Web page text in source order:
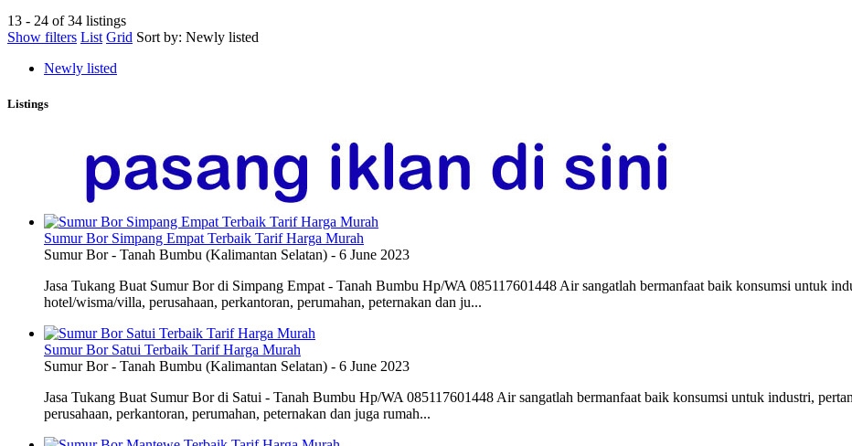
13 - 24 of 34 listings
Show filters List Grid Sort by: Newly listed
Newly listed
Listings
Sumur Bor Simpang Empat Terbaik Tarif Harga Murah
Sumur Bor- Tanah Bumbu (Kalimantan Selatan) - 6 June 2023
Jasa Tukang Buat Sumur Bor di Simpang Empat - Tanah Bumbu Hp/WA 085117601448 Air sangatlah bermanfaat baik konsumsi untuk
hotel/wisma/villa, perusahaan, perkantoran, perumahan, peternakan dan ju...
Sumur Bor Satui Terbaik Tarif Harga Murah
Sumur Bor- Tanah Bumbu (Kalimantan Selatan) - 6 June 2023
Jasa Tukang Buat Sumur Bor di Satui - Tanah Bumbu Hp/WA 085117601448 Air sangatlah bermanfaat baik konsumsi untuk industri,
perusahaan, perkantoran, perumahan, peternakan dan juga rumah...